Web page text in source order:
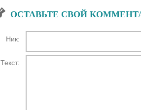
ОСТАВЬТЕ СВОЙ
Ник:
Текст: